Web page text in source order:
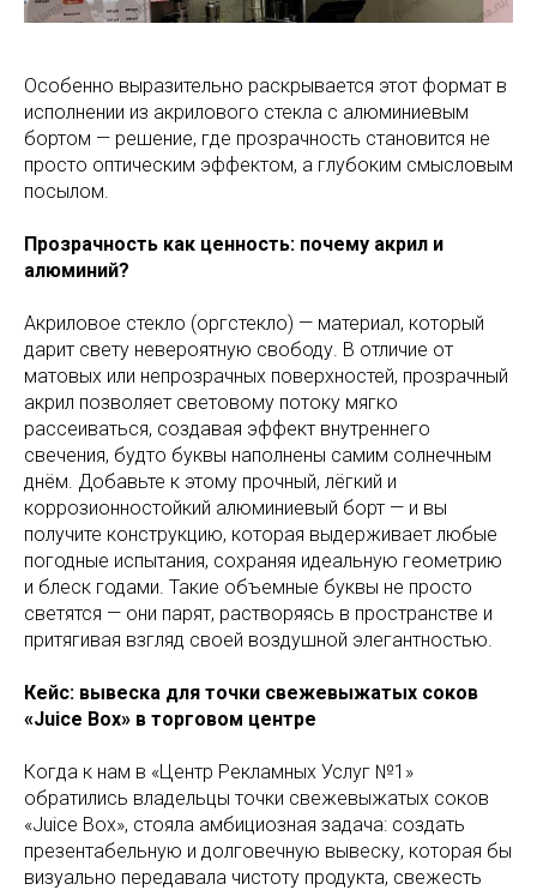
Особенно выразительно раскрывается этот формат в
исполнении из акрилового стекла с алюминиевым
бортом — решение, где прозрачность становится не
просто оптическим эффектом, а глубоким смысловым
посылом.
Прозрачность как ценность: почему акрил и
алюминий?
Акриловое стекло (оргстекло) — материал, который
дарит свету невероятную свободу. В отличие от
матовых или непрозрачных поверхностей, прозрачный
акрил позволяет световому потоку мягко
рассеиваться, создавая эффект внутреннего
свечения, будто буквы наполнены самим солнечным
днём. Добавьте к этому прочный, лёгкий и
коррозионностойкий алюминиевый борт — и вы
получите конструкцию, которая выдерживает любые
погодные испытания, сохраняя идеальную геометрию
и блеск годами. Такие объемные буквы не просто
светятся — они парят, растворяясь в пространстве и
притягивая взгляд своей воздушной элегантностью.
Кейс: вывеска для точки свежевыжатых соков
«Juice Box» в торговом центре
Когда к нам в «Центр Рекламных Услуг №1»
обратились владельцы точки свежевыжатых соков
«Juice Box», стояла амбициозная задача: создать
презентабельную и долговечную вывеску, которая бы
визуально передавала чистоту продукта, свежесть